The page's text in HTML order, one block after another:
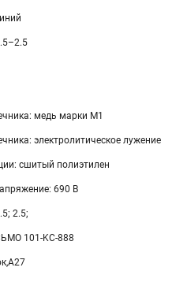
медь марки М1
электролитическое лужение
сшитый полиэтилен
690 В
2.5;
101-KC-888